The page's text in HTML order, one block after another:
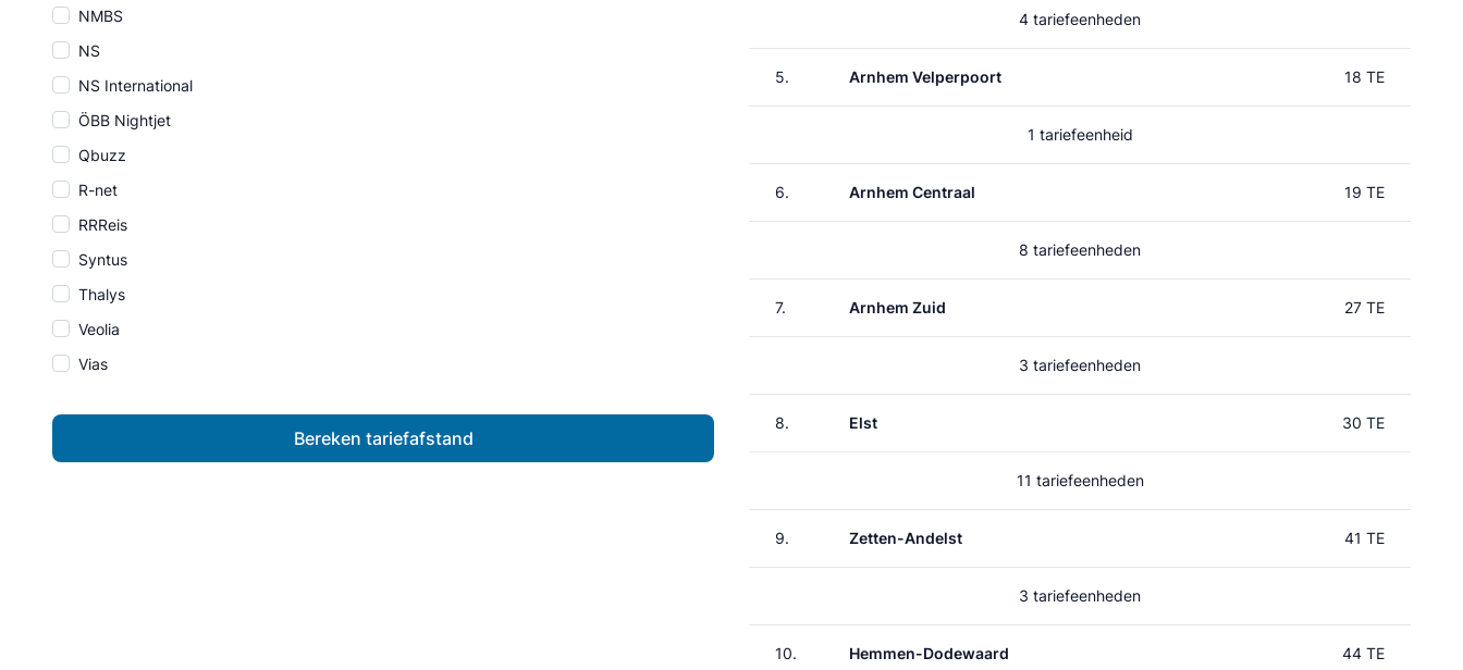
NMBS
NS
NS International
ÖBB Nightjet
Qbuzz
R-net
RRReis
Syntus
Thalys
Veolia
Vias
Bereken tariefafstand
4 tariefeenheden
5. Arnhem Velperpoort 18 TE
1 tariefeenheid
6. Arnhem Centraal 19 TE
8 tariefeenheden
7. Arnhem Zuid 27 TE
3 tariefeenheden
8. Elst 30 TE
11 tariefeenheden
9. Zetten-Andelst 41 TE
3 tariefeenheden
10. Hemmen-Dodewaard 44 TE